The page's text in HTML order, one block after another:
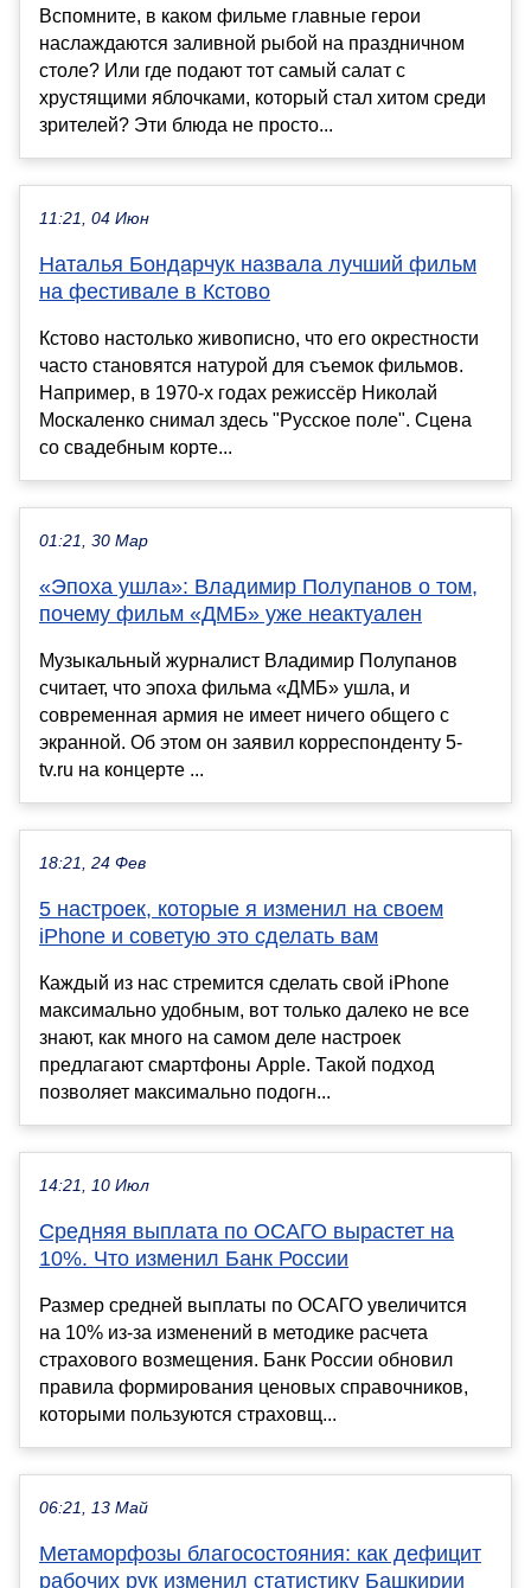
Вспомните, в каком фильме главные герои
наслаждаются заливной рыбой на праздничном
столе? Или где подают тот самый салат с
хрустящими яблочками, который стал хитом среди
зрителей? Эти блюда не просто...
11:21, 04 Июн
Наталья Бондарчук назвала лучший фильм
на фестивале в Кстово
Кстово настолько живописно, что его окрестности
часто становятся натурой для съемок фильмов.
Например, в 1970-х годах режиссёр Николай
Москаленко снимал здесь "Русское поле". Сцена
со свадебным корте...
01:21, 30 Мар
«Эпоха ушла»: Владимир Полупанов о том,
почему фильм «ДМБ» уже неактуален
Музыкальный журналист Владимир Полупанов
считает, что эпоха фильма «ДМБ» ушла, и
современная армия не имеет ничего общего с
экранной. Об этом он заявил корреспонденту 5-
tv.ru на концерте ...
18:21, 24 Фев
5 настроек, которые я изменил на своем
iPhone и советую это сделать вам
Каждый из нас стремится сделать свой iPhone
максимально удобным, вот только далеко не все
знают, как много на самом деле настроек
предлагают смартфоны Apple. Такой подход
позволяет максимально подогн...
14:21, 10 Июл
Средняя выплата по ОСАГО вырастет на
10%. Что изменил Банк России
Размер средней выплаты по ОСАГО увеличится
на 10% из-за изменений в методике расчета
страхового возмещения. Банк России обновил
правила формирования ценовых справочников,
которыми пользуются страховщ...
06:21, 13 Май
Метаморфозы благосостояния: как дефицит
рабочих рук изменил статистику Башкирии